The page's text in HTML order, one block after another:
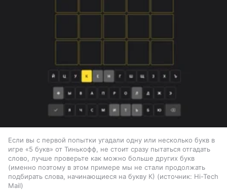
Если вы с первой попытки угадали одну или несколько букв в
игре «5 букв» от Тинькофф, не стоит сразу пытаться отгадать
слово, лучше проверьте как можно больше других букв
(именно поэтому в этом примере мы не стали продолжать
подбирать слова, начинающиеся на букву К)
источник: Hi-Tech
Mail